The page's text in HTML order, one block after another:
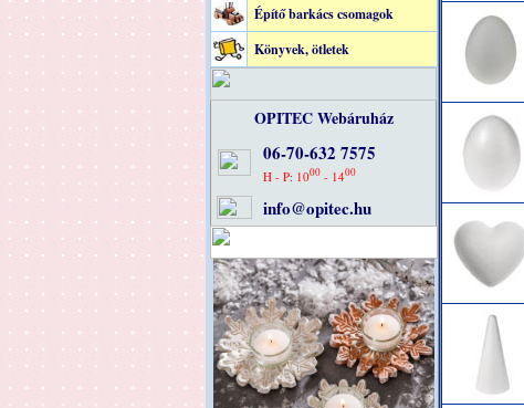
Építő barkács csomagok
Könyvek, ötletek
OPITEC Webáruház
06-70-632 7575
H - P: 1000 - 1400
info@opitec.hu